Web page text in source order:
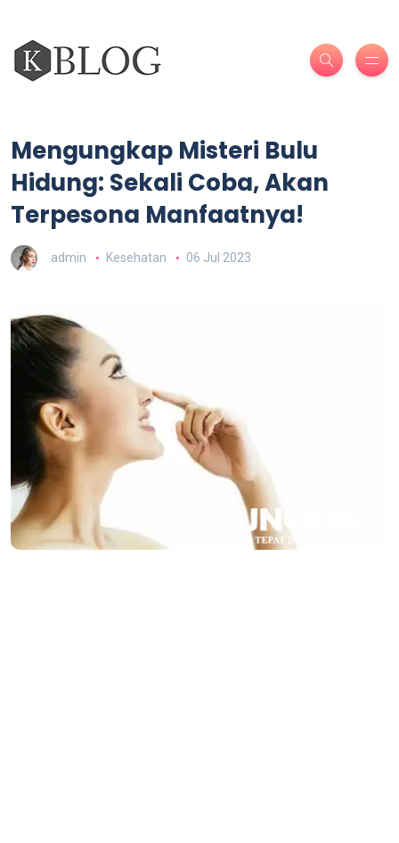
Mengungkap Misteri Bulu
Hidung: Sekali Coba, Akan
Terpesona Manfaatnya!
admin Kesehatan 06 Jul 2023